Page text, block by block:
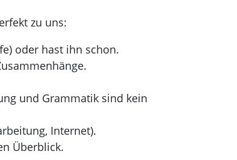
zu uns:
oder hast ihn schon.
und Grammatik sind kein
Internet).
Überblick.